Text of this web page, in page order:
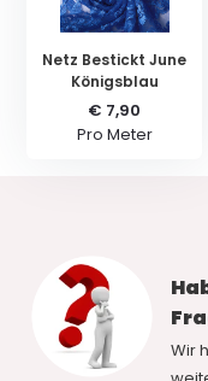
Netz Bestickt June
Königsblau
€ 7,90
Pro Meter
Wir